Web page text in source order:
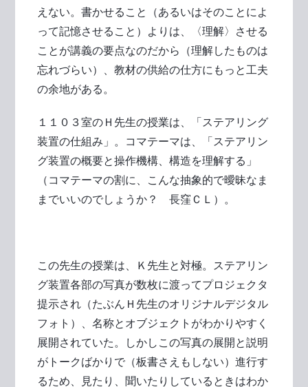
えない。書かせること（あるいはそのことによ
って記憶させること）よりは、〈理解〉させる
ことが講義の要点なのだから（理解したものは
忘れづらい）、教材の供給の仕方にもっと工夫
の余地がある。
１１０３室のＨ先生の授業は、「ステアリング
装置の仕組み」。コマテーマは、「ステアリン
グ装置の概要と操作機構、構造を理解する」
（コマテーマの割に、こんな抽象的で曖昧なま
までいいのでしょうか？ 長窪ＣＬ）。
この先生の授業は、Ｋ先生と対極。ステアリン
グ装置各部の写真が数枚に渡ってプロジェクタ
提示され（たぶんＨ先生のオリジナルデジタル
フォト）、名称とオブジェクトがわかりやすく
展開されていた。しかしこの写真の展開と説明
がトークばかりで（板書さえもしない）進行す
るため、見たり、聞いたりしているときはわか